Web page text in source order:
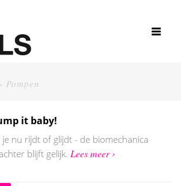
› Pompen
it baby!
je nu rijdt of glijdt - de biomechanica
blijft gelijk. Lees meer ›